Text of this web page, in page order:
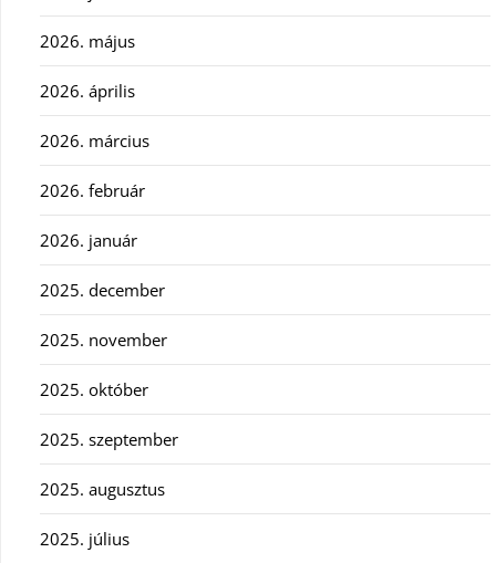
2026. május
2026. április
2026. március
2026. február
2026. január
2025. december
2025. november
2025. október
2025. szeptember
2025. augusztus
2025. július